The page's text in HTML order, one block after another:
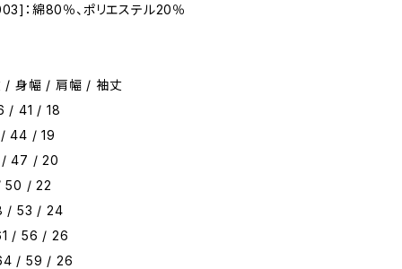
：綿80％、ポリエステル20％
/ 身幅 / 肩幅 / 袖丈
/ 41 / 18
44 / 19
47 / 20
50 / 22
/ 53 / 24
/ 56 / 26
/ 59 / 26